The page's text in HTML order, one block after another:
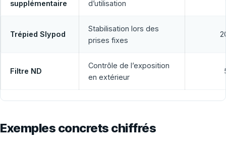
supplémentaire
d’utilisation
Trépied Slypod
Stabilisation lors des
prises fixes
Filtre ND
Contrôle de l’exposition
en extérieur
Exemples concrets chiffrés